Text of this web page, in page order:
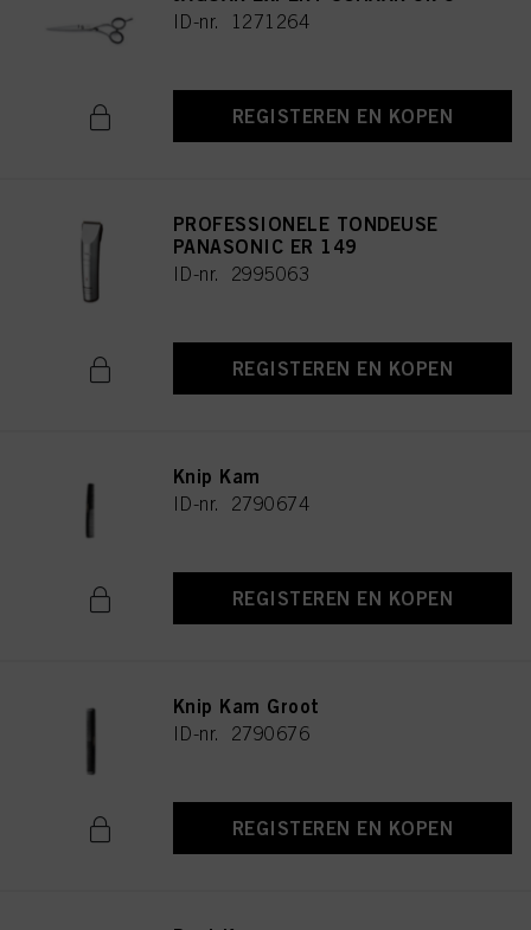
ID-nr. 1271264
REGISTEREN EN KOPEN
PROFESSIONELE TONDEUSE
PANASONIC ER 149
ID-nr. 2995063
REGISTEREN EN KOPEN
Knip Kam
ID-nr. 2790674
REGISTEREN EN KOPEN
Knip Kam Groot
ID-nr. 2790676
REGISTEREN EN KOPEN